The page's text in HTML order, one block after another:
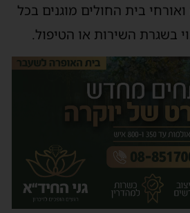
בית החולים מוגנים בכל
בשגרת השירות או הטיפול.